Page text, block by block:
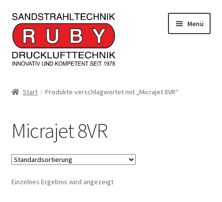
Zur
Navigation
springen
Zum
Inhalt
springen
Menü
Kontakt
Informationen
JOBS
Start Produkte verschlagwortet mit „Micrajet 8VR“
Micrajet 8VR
Einzelnes Ergebnis wird angezeigt